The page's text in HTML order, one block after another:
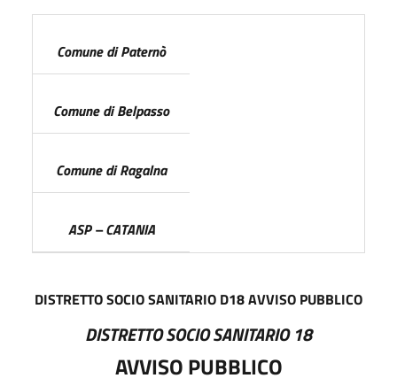
Comune di Paternò
Comune di Belpasso
Comune di Ragalna
ASP – CATANIA
DISTRETTO SOCIO SANITARIO D18 AVVISO PUBBLICO
DISTRETTO SOCIO SANITARIO 18
AVVISO PUBBLICO